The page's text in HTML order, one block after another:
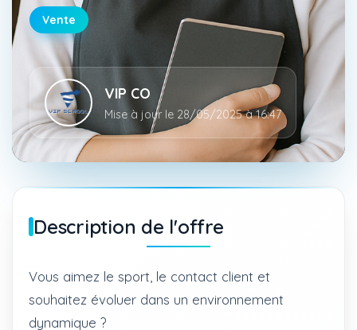
Vente
VIP CO
Mise à jour le 28/05/2025 à 16:47
Description de l'offre
Vous aimez le sport, le contact client et
souhaitez évoluer dans un environnement
dynamique ?